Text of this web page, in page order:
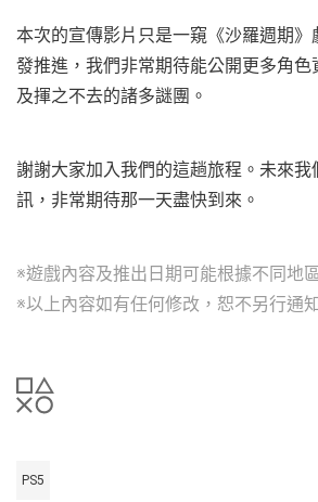
本次的宣傳影片只是一窺《沙羅週期》
發推進，我們非常期待能公開更多角色
及揮之不去的諸多謎團。
謝謝大家加入我們的這趟旅程。未來我
訊，非常期待那一天盡快到來。
※遊戲內容及推出日期可能根據不同地
※以上內容如有任何修改，恕不另行通
PS5